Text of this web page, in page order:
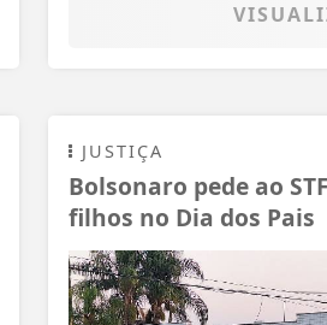
JUSTIÇA
Bolsonaro pede ao
filhos no Dia dos Pais